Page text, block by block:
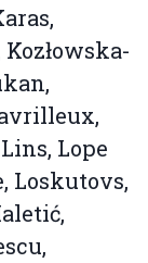
Lope
Loskutovs,